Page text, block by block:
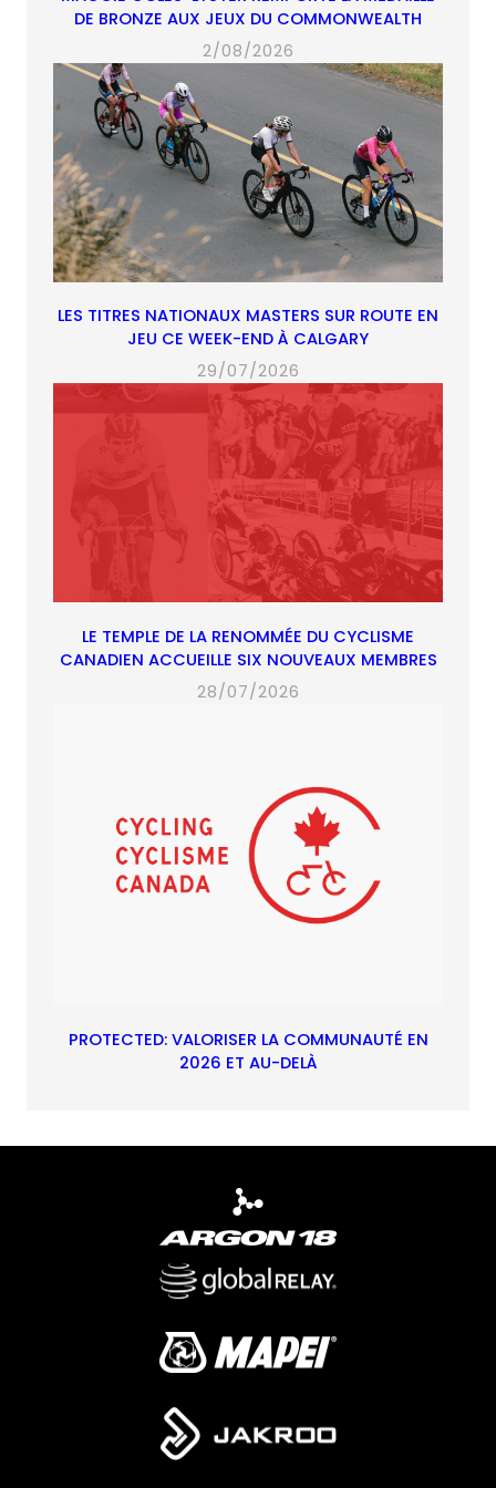
DE BRONZE AUX JEUX DU COMMONWEALTH
2/08/2026
LES TITRES NATIONAUX MASTERS SUR ROUTE EN
JEU CE WEEK-END À CALGARY
29/07/2026
LE TEMPLE DE LA RENOMMÉE DU CYCLISME
CANADIEN ACCUEILLE SIX NOUVEAUX MEMBRES
28/07/2026
PROTECTED: VALORISER LA COMMUNAUTÉ EN
2026 ET AU-DELÀ